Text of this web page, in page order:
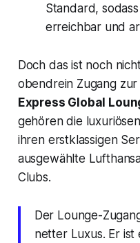
Standard,
erreichbar und
Doch das ist noch
obendrein Zugang
Express Global
gehören die
ihren erstklassigen
ausgewählte
Clubs.
Der Lounge-
netter Luxus. Er ist